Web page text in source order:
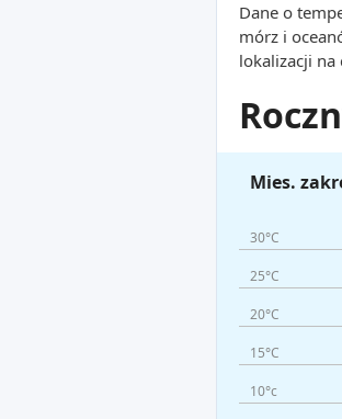
Dane o
mórz i
lokalizacji na
Mies.
30°C
25°C
20°C
15°C
10°c